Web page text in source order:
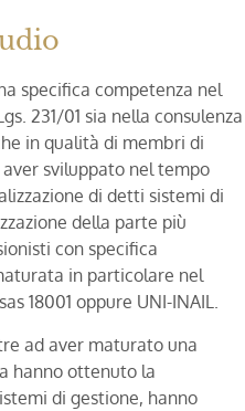
specifica competenza nel
231/01 sia nella consulenza
in qualità di membri di
sviluppato nel tempo
di detti sistemi di
della parte più
con specifica
in particolare nel
18001 oppure UNI-INAIL.
ad aver maturato una
hanno ottenuto la
di gestione, hanno